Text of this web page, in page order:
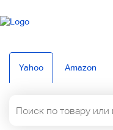
Yahoo Amazon